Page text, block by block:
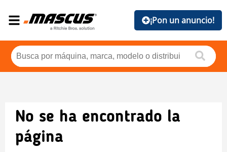
¡Pon un anuncio!
No se ha encontrado la
página